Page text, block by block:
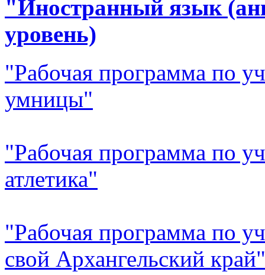
"Иностранный язык
уровень)
"Рабочая программа по
умницы"
"Рабочая программа по
атлетика"
"Рабочая программа по
свой Архангельский край"